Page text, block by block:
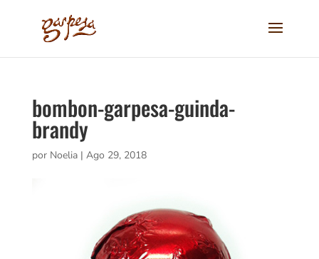
bombon-garpesa-guinda-
brandy
por Noelia| Ago 29, 2018